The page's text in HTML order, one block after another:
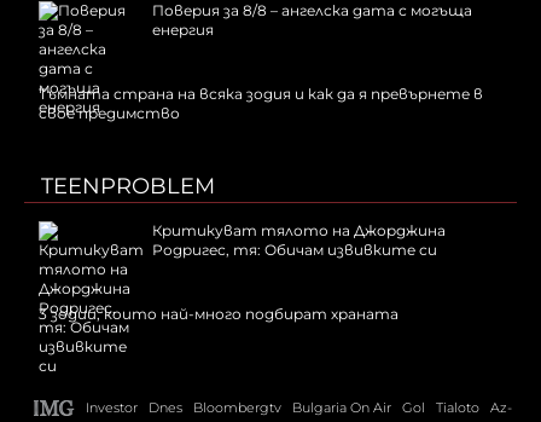
Поверия за 8/8 – ангелска дата с могъща
енергия
Тъмната страна на всяка зодия и как да я превърнете в
свое предимство
TEENPROBLEM
Критикуват тялото на Джорджина
Родригес, тя: Обичам извивките си
3 зодии, които най-много подбират храната
Investor Dnes Bloombergtv Bulgaria On Air Gol Tialoto
Az-